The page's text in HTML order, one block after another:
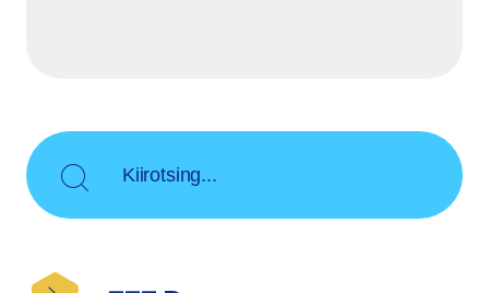
Kiirotsing...